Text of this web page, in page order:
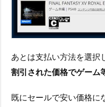
あとは支払い方法を選択
割引された価格でゲーム
既にセールで安い価格に